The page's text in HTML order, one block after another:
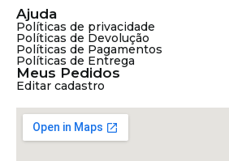
Ajuda
Políticas de privacidade
Políticas de Devolução
Políticas de Pagamentos
Políticas de Entrega
Meus Pedidos
Editar cadastro